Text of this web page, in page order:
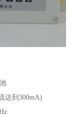
达到300mA)